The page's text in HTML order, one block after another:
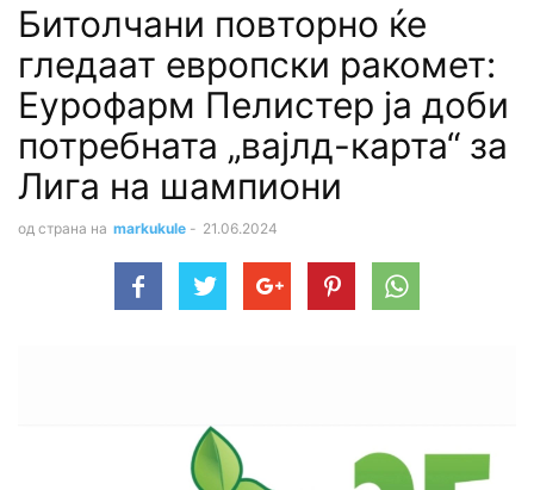
Битолчани повторно ќе
гледаат европски ракомет:
Еурофарм Пелистер ја доби
потребната „вајлд-карта“ за
Лига на шампиони
од страна на markukule - 21.06.2024